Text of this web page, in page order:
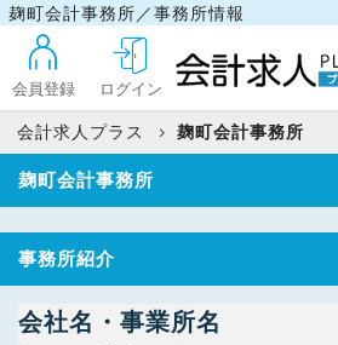
麹町会計事務所／事務所情報
会員登録 ログイン
最近見た求人
会計求人プラス 麹町会計事務所
麹町会計事務所
事務所紹介
会社名・事業所名